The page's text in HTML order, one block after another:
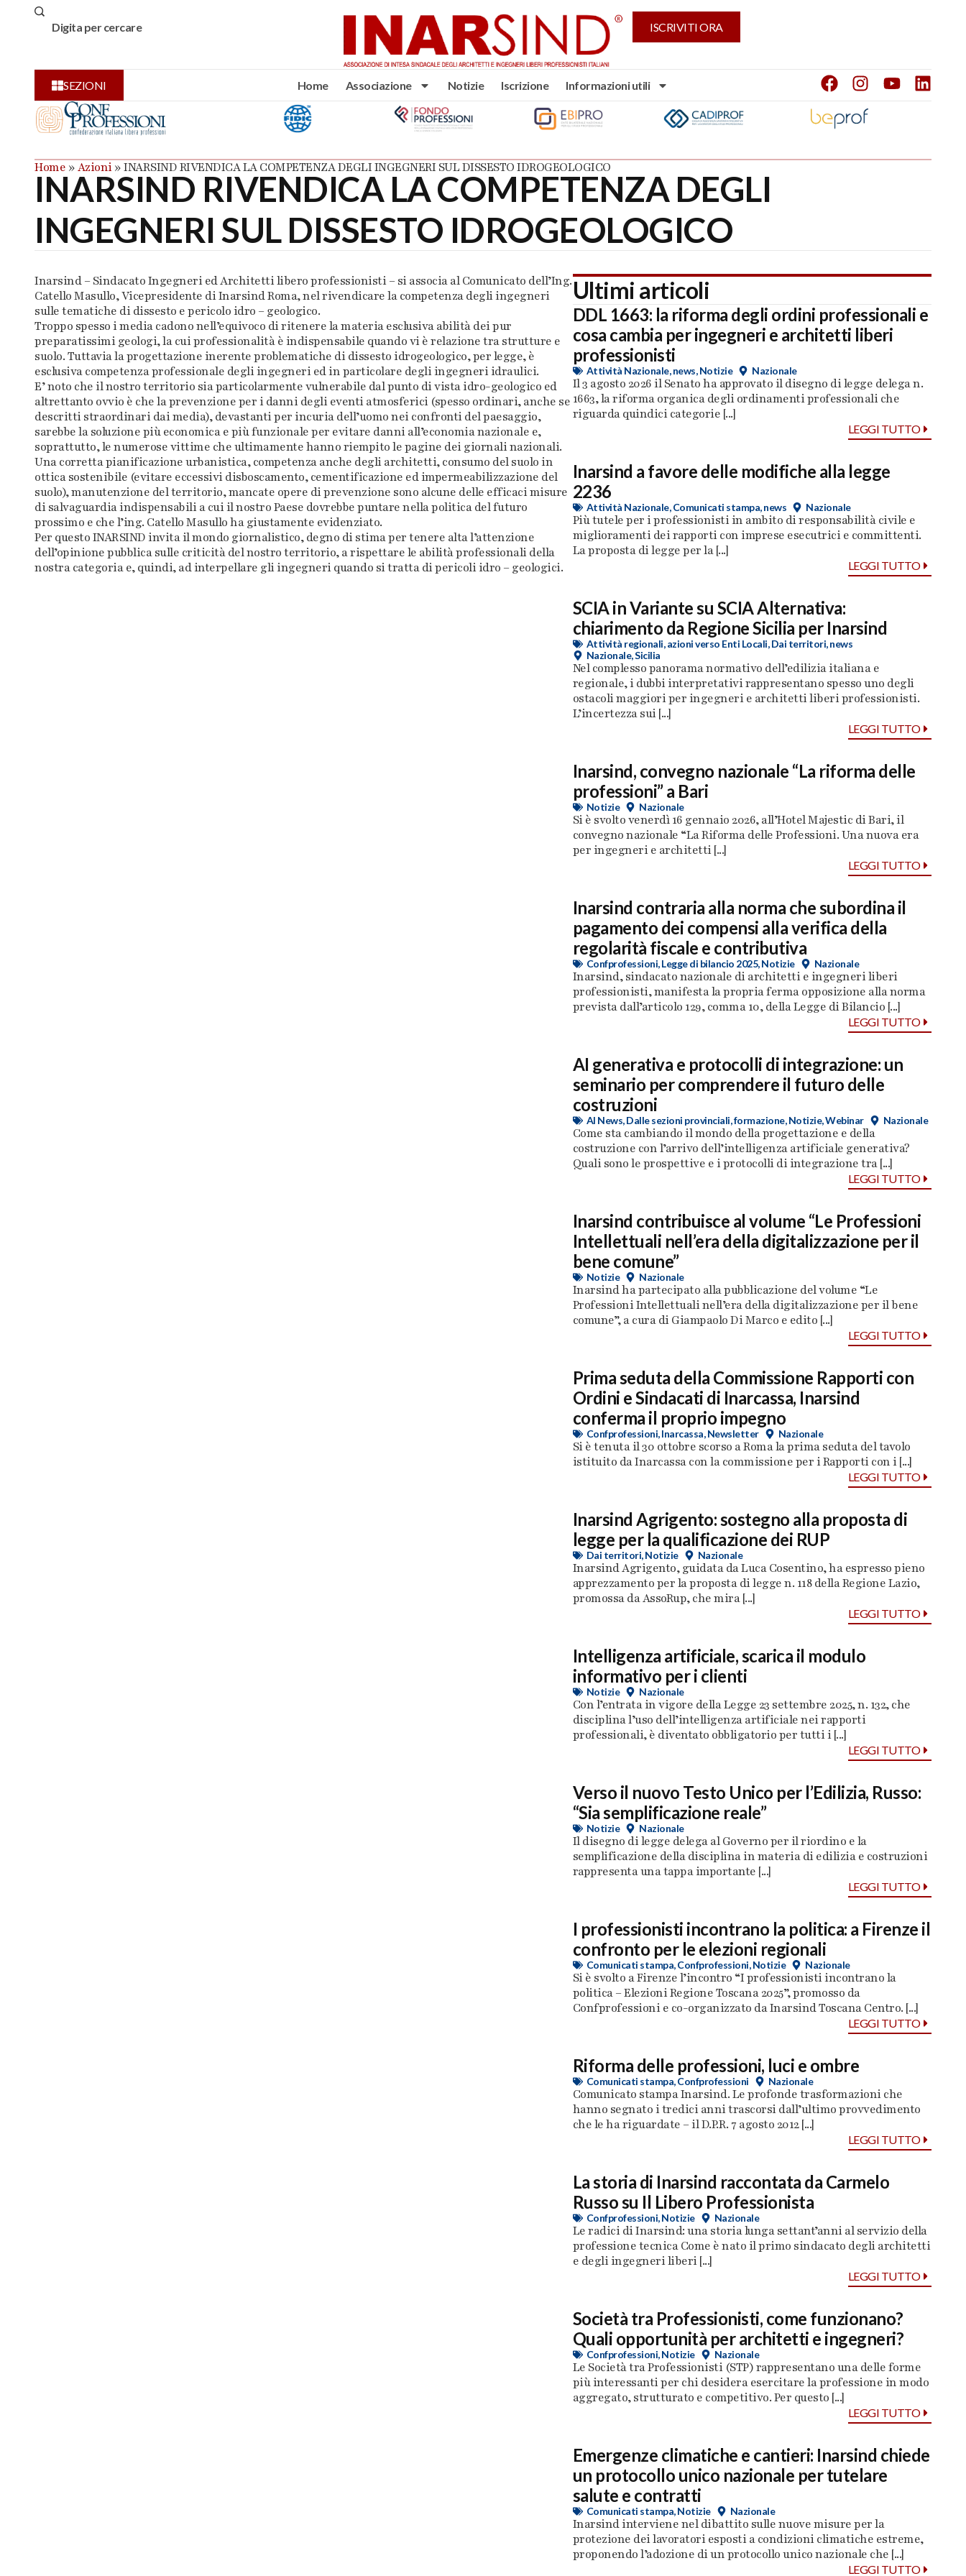
ISCRIVITI ORA
SEZIONI Home Associazione Notizie Iscrizione Informazioni utili
Home »Azioni»INARSIND RIVENDICA LA COMPETENZA DEGLI INGEGNERI SUL DISSESTO IDROGEOLOGICO
INARSIND RIVENDICA LA COMPETENZA DEGLI
INGEGNERI SUL DISSESTO IDROGEOLOGICO
Inarsind – Sindacato Ingegneri ed Architetti libero professionisti – si associa al Comunicato dell’Ing.
Catello Masullo, Vicepresidente di Inarsind Roma, nel rivendicare la competenza degli ingegneri
sulle tematiche di dissesto e pericolo idro – geologico.
Troppo spesso i media cadono nell’equivoco di ritenere la materia esclusiva abilità dei pur
preparatissimi geologi, la cui professionalità è indispensabile quando vi è relazione tra strutture e
suolo. Tuttavia la progettazione inerente problematiche di dissesto idrogeologico, per legge, è
esclusiva competenza professionale degli ingegneri ed in particolare degli ingegneri idraulici.
E’ noto che il nostro territorio sia particolarmente vulnerabile dal punto di vista idro-geologico ed
altrettanto ovvio è che la prevenzione per i danni degli eventi atmosferici (spesso ordinari, anche se
descritti straordinari dai media), devastanti per incuria dell’uomo nei confronti del paesaggio,
sarebbe la soluzione più economica e più funzionale per evitare danni all’economia nazionale e,
soprattutto, le numerose vittime che ultimamente hanno riempito le pagine dei giornali nazionali.
Una corretta pianificazione urbanistica, competenza anche degli architetti, consumo del suolo in
ottica sostenibile (evitare eccessivi disboscamento, cementificazione ed impermeabilizzazione del
suolo), manutenzione del territorio, mancate opere di prevenzione sono alcune delle efficaci misure
di salvaguardia indispensabili a cui il nostro Paese dovrebbe puntare nella politica del futuro
prossimo e che l’ing. Catello Masullo ha giustamente evidenziato.
Per questo INARSIND invita il mondo giornalistico, degno di stima per tenere alta l’attenzione
dell’opinione pubblica sulle criticità del nostro territorio, a rispettare le abilità professionali della
nostra categoria e, quindi, ad interpellare gli ingegneri quando si tratta di pericoli idro – geologici.
Ultimi articoli
DDL 1663: la riforma degli ordini professionali e
cosa cambia per ingegneri e architetti liberi
professionisti
Attività Nazionale,news,Notizie Nazionale
Il 3 agosto 2026 il Senato ha approvato il disegno di legge delega n.
1663, la riforma organica degli ordinamenti professionali che
riguarda quindici categorie [...]
LEGGI TUTTO
Inarsind a favore delle modifiche alla legge
2236
Attività Nazionale,Comunicati stampa,news Nazionale
Più tutele per i professionisti in ambito di responsabilità civile e
miglioramenti dei rapporti con imprese esecutrici e committenti.
La proposta di legge per la [...]
LEGGI TUTTO
SCIA in Variante su SCIA Alternativa:
chiarimento da Regione Sicilia per Inarsind
Attività regionali,azioni verso Enti Locali,Dai territori,news
Nazionale,Sicilia
Nel complesso panorama normativo dell’edilizia italiana e
regionale, i dubbi interpretativi rappresentano spesso uno degli
ostacoli maggiori per ingegneri e architetti liberi professionisti.
L’incertezza sui [...]
LEGGI TUTTO
Inarsind, convegno nazionale “La riforma delle
professioni” a Bari
Notizie Nazionale
Si è svolto venerdì 16 gennaio 2026, all’Hotel Majestic di Bari, il
convegno nazionale “La Riforma delle Professioni. Una nuova era
per ingegneri e architetti [...]
LEGGI TUTTO
Inarsind contraria alla norma che subordina il
pagamento dei compensi alla verifica della
regolarità fiscale e contributiva
Confprofessioni,Legge di bilancio 2025,Notizie Nazionale
Inarsind, sindacato nazionale di architetti e ingegneri liberi
professionisti, manifesta la propria ferma opposizione alla norma
prevista dall’articolo 129, comma 10, della Legge di Bilancio [...]
LEGGI TUTTO
AI generativa e protocolli di integrazione: un
seminario per comprendere il futuro delle
costruzioni
AI News,Dalle sezioni provinciali,formazione,Notizie,Webinar Nazionale
Come sta cambiando il mondo della progettazione e della
costruzione con l’arrivo dell’intelligenza artificiale generativa?
Quali sono le prospettive e i protocolli di integrazione tra [...]
LEGGI TUTTO
Inarsind contribuisce al volume “Le Professioni
Intellettuali nell’era della digitalizzazione per il
bene comune”
Notizie Nazionale
Inarsind ha partecipato alla pubblicazione del volume “Le
Professioni Intellettuali nell’era della digitalizzazione per il bene
comune”, a cura di Giampaolo Di Marco e edito [...]
LEGGI TUTTO
Prima seduta della Commissione Rapporti con
Ordini e Sindacati di Inarcassa, Inarsind
conferma il proprio impegno
Confprofessioni,Inarcassa,Newsletter Nazionale
Si è tenuta il 30 ottobre scorso a Roma la prima seduta del tavolo
istituito da Inarcassa con la commissione per i Rapporti con i [...]
LEGGI TUTTO
Inarsind Agrigento: sostegno alla proposta di
legge per la qualificazione dei RUP
Dai territori,Notizie Nazionale
Inarsind Agrigento, guidata da Luca Cosentino, ha espresso pieno
apprezzamento per la proposta di legge n. 118 della Regione Lazio,
promossa da AssoRup, che mira [...]
LEGGI TUTTO
Intelligenza artificiale, scarica il modulo
informativo per i clienti
Notizie Nazionale
Con l’entrata in vigore della Legge 23 settembre 2025, n. 132, che
disciplina l’uso dell’intelligenza artificiale nei rapporti
professionali, è diventato obbligatorio per tutti i [...]
LEGGI TUTTO
Verso il nuovo Testo Unico per l’Edilizia, Russo:
“Sia semplificazione reale”
Notizie Nazionale
Il disegno di legge delega al Governo per il riordino e la
semplificazione della disciplina in materia di edilizia e costruzioni
rappresenta una tappa importante [...]
LEGGI TUTTO
I professionisti incontrano la politica: a Firenze il
confronto per le elezioni regionali
Comunicati stampa,Confprofessioni,Notizie Nazionale
Si è svolto a Firenze l’incontro “I professionisti incontrano la
politica – Elezioni Regione Toscana 2025”, promosso da
Confprofessioni e co-organizzato da Inarsind Toscana Centro. [...]
LEGGI TUTTO
Riforma delle professioni, luci e ombre
Comunicati stampa,Confprofessioni Nazionale
Comunicato stampa Inarsind. Le profonde trasformazioni che
hanno segnato i tredici anni trascorsi dall’ultimo provvedimento
che le ha riguardate – il D.P.R. 7 agosto 2012 [...]
LEGGI TUTTO
La storia di Inarsind raccontata da Carmelo
Russo su Il Libero Professionista
Confprofessioni,Notizie Nazionale
Le radici di Inarsind: una storia lunga settant’anni al servizio della
professione tecnica Come è nato il primo sindacato degli architetti
e degli ingegneri liberi [...]
LEGGI TUTTO
Società tra Professionisti, come funzionano?
Quali opportunità per architetti e ingegneri?
Confprofessioni,Notizie Nazionale
Le Società tra Professionisti (STP) rappresentano una delle forme
più interessanti per chi desidera esercitare la professione in modo
aggregato, strutturato e competitivo. Per questo [...]
LEGGI TUTTO
Emergenze climatiche e cantieri: Inarsind chiede
un protocollo unico nazionale per tutelare
salute e contratti
Comunicati stampa,Notizie Nazionale
Inarsind interviene nel dibattito sulle nuove misure per la
protezione dei lavoratori esposti a condizioni climatiche estreme,
proponendo l’adozione di un protocollo unico nazionale che [...]
LEGGI TUTTO